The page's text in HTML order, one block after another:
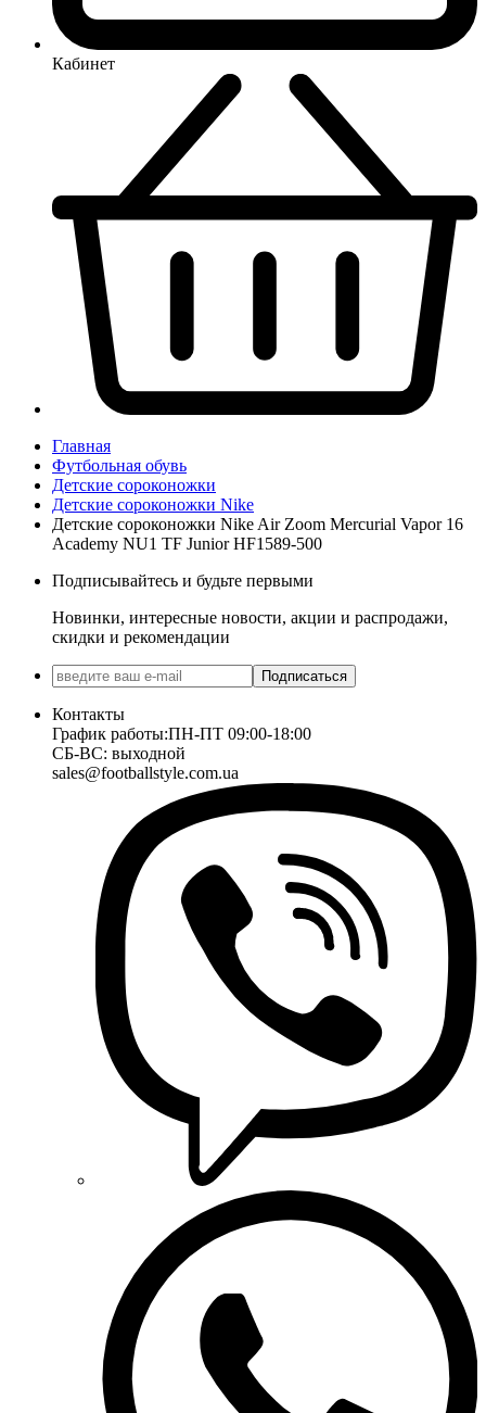
Кабинет
Главная
Футбольная обувь
Детские сороконожки
Детские сороконожки Nike
Детские сороконожки Nike Air Zoom Mercurial Vapor 16
Academy NU1 TF Junior HF1589-500
Подписывайтесь и будьте первыми
Новинки, интересные новости, акции и распродажи,
скидки и рекомендации
Подписаться
Контакты
График работы:ПН-ПТ 09:00-18:00
СБ-ВС: выходной
sales@footballstyle.com.ua